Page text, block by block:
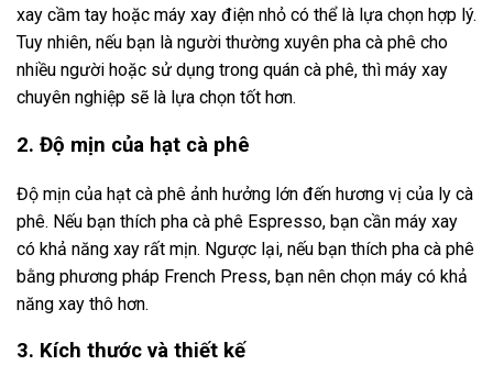
xay cầm tay hoặc máy xay điện nhỏ có thể là lựa chọn hợp lý.
Tuy nhiên, nếu bạn là người thường xuyên pha cà phê cho
nhiều người hoặc sử dụng trong quán cà phê, thì máy xay
chuyên nghiệp sẽ là lựa chọn tốt hơn.
2. Độ mịn của hạt cà phê
Độ mịn của hạt cà phê ảnh hưởng lớn đến hương vị của ly cà
phê. Nếu bạn thích pha cà phê Espresso, bạn cần máy xay
có khả năng xay rất mịn. Ngược lại, nếu bạn thích pha cà phê
bằng phương pháp French Press, bạn nên chọn máy có khả
năng xay thô hơn.
3. Kích thước và thiết kế